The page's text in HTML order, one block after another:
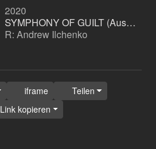
2020
SYMPHONY OF GUILT (Ausbildungsproduktion)
R: Andrew Ilchenko
iframe
Teilen
Link kopieren